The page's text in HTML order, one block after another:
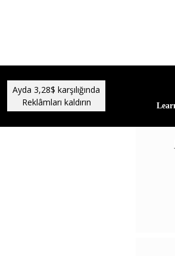
Ayda 3,28$ karşılığında
Reklâmları kaldırın